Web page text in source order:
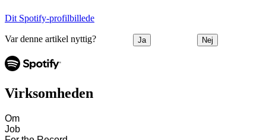
Dit Spotify-profilbillede
Var denne artikel nyttig? Ja Nej
Virksomheden
Om
Job